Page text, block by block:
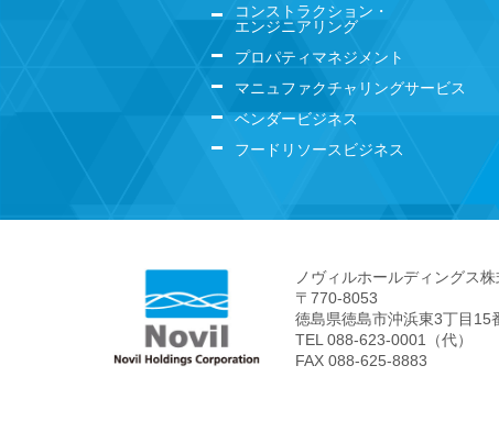
コンストラクション・
エンジニアリング
プロパティマネジメント
マニュファクチャリングサービス
ベンダービジネス
フードリソースビジネス
ノヴィルホールディングス
〒770-8053
徳島県徳島市沖浜東3丁目15
TEL 088-623-0001（代）
FAX 088-625-8883